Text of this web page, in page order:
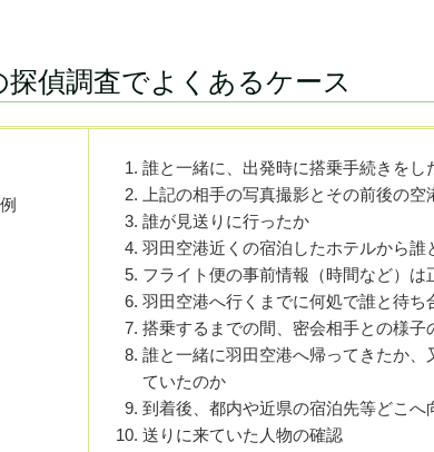
探偵調査でよくあるケース
誰と一緒に、出発時に搭乗手続きをし
上記の相手の写真撮影とその前後の
誰が見送りに行ったか
羽田空港近くの宿泊したホテルから誰
フライト便の事前情報（時間など）は
羽田空港へ行くまでに何処で誰と待ち
搭乗するまでの間、密会相手との様子
誰と一緒に羽田空港へ帰ってきたか、
ていたのか
到着後、都内や近県の宿泊先等どこへ
送りに来ていた人物の確認